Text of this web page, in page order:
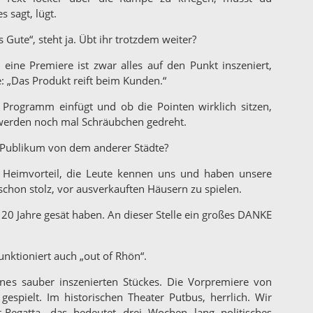
sagt, lügt.
Gute“, steht ja. Übt ihr trotzdem weiter?
Premiere ist zwar alles auf den Punkt inszeniert,
„Das Produkt reift beim Kunden.“
einfügt und ob die Pointen wirklich sitzen,
noch mal Schräubchen gedreht.
von dem anderer Städte?
die Leute kennen uns und haben unsere
stolz, vor ausverkauften Häusern zu spielen.
Jahre gesät haben. An dieser Stelle ein großes DANKE
auch „out of Rhön“.
sauber inszenierten Stückes. Die Vorpremiere von
Im historischen Theater Putbus, herrlich. Wir